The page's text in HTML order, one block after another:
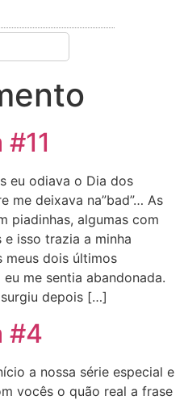
eu odiava o Dia dos
me deixava na”bad”… As
piadinhas, algumas com
e isso trazia a minha
meus dois últimos
me sentia abandonada.
depois […]
#4
a nossa série especial e
vocês o quão real a frase